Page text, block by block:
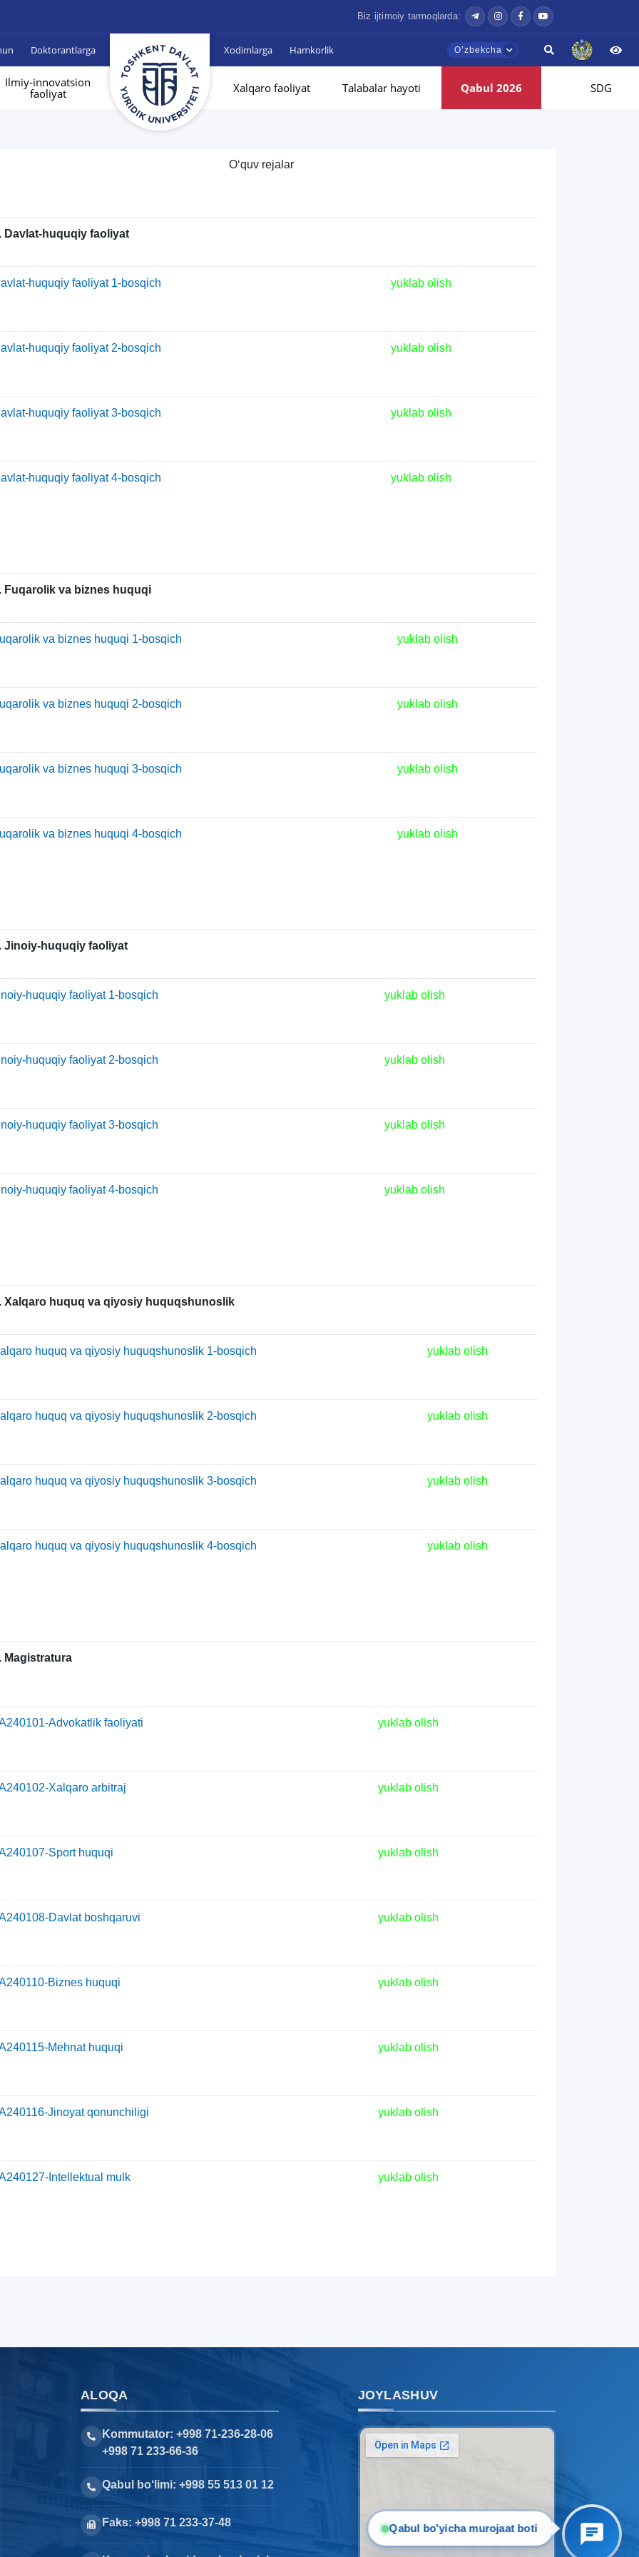
Biz ijtimoiy tarmoqlarda:
Doktorantlarga Xodimlarga Hamkorlik Oʼzbekcha
Ilmiy-innovatsion
faoliyat
Xalqaro faoliyat Talabalar hayoti Qabul 2026 SDG
O‘quv rejalar
Davlat-huquqiy faoliyat
huquqiy faoliyat 1-bosqich yuklab olish
huquqiy faoliyat 2-bosqich yuklab olish
huquqiy faoliyat 3-bosqich yuklab olish
huquqiy faoliyat 4-bosqich yuklab olish
Fuqarolik va biznes huquqi
va biznes huquqi 1-bosqich yuklab olish
va biznes huquqi 2-bosqich yuklab olish
va biznes huquqi 3-bosqich yuklab olish
va biznes huquqi 4-bosqich yuklab olish
Jinoiy-huquqiy faoliyat
huquqiy faoliyat 1-bosqich yuklab olish
huquqiy faoliyat 2-bosqich yuklab olish
huquqiy faoliyat 3-bosqich yuklab olish
huquqiy faoliyat 4-bosqich yuklab olish
Xalqaro huquq va qiyosiy huquqshunoslik
huquq va qiyosiy huquqshunoslik 1-bosqich yuklab olish
huquq va qiyosiy huquqshunoslik 2-bosqich yuklab olish
huquq va qiyosiy huquqshunoslik 3-bosqich yuklab olish
huquq va qiyosiy huquqshunoslik 4-bosqich yuklab olish
Magistratura
Advokatlik faoliyati yuklab olish
Xalqaro arbitraj yuklab olish
Sport huquqi yuklab olish
Davlat boshqaruvi yuklab olish
Biznes huquqi yuklab olish
Mehnat huquqi yuklab olish
Jinoyat qonunchiligi yuklab olish
Intellektual mulk yuklab olish
ALOQA
Kommutator: +998 71-236-28-06
+998 71 233-66-36
Qabul bo‘limi: +998 55 513 01 12
Faks: +998 71 233-37-48
JOYLASHUV
Qabul bo'yicha murojaat boti
Onlayn
Assalomu alaykum! TDYU qabul
7. Call-center (4)